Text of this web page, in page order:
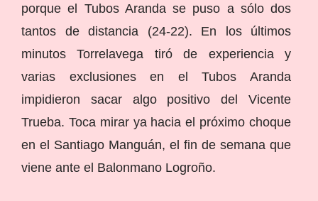
porque el Tubos Aranda se puso a sólo dos
tantos de distancia (24-22). En los últimos
minutos Torrelavega tiró de experiencia y
varias exclusiones en el Tubos Aranda
impidieron sacar algo positivo del Vicente
Trueba. Toca mirar ya hacia el próximo choque
en el Santiago Manguán, el fin de semana que
viene ante el Balonmano Logroño.